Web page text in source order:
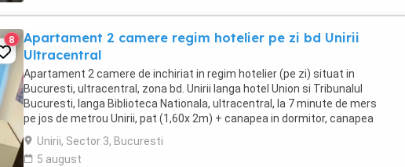
8
Apartament 2 camere regim hotelier pe zi bd Unirii
Ultracentral
Apartament 2 camere de inchiriat in regim hotelier (pe zi) situat in
Bucuresti, ultracentral, zona bd. Unirii langa hotel Union si Tribunalul
Bucuresti, langa Biblioteca Nationala, ultracentral, la 7 minute de mers
pe jos de metrou Unirii, pat (1,60x 2m) + canapea in dormitor, canapea
si fotolii de ...
Unirii, Sector 3, Bucuresti
5 august